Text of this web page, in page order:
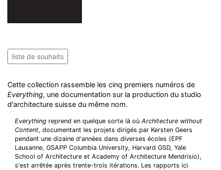
liste de souhaits
Cette collection rassemble les cinq premiers numéros de
Everything, une documentation sur la production du studio
d'architecture suisse du même nom.
Everything reprend en quelque sorte là où Architecture without
Content, documentant les projets dirigés par Kersten Geers
pendant une dizaine d'années dans diverses écoles (EPF
Lausanne, GSAPP Columbia University, Harvard GSD, Yale
School of Architecture et Academy of Architecture Mendrisio),
s'est arrêtée après trente-trois itérations. Les rapports ici